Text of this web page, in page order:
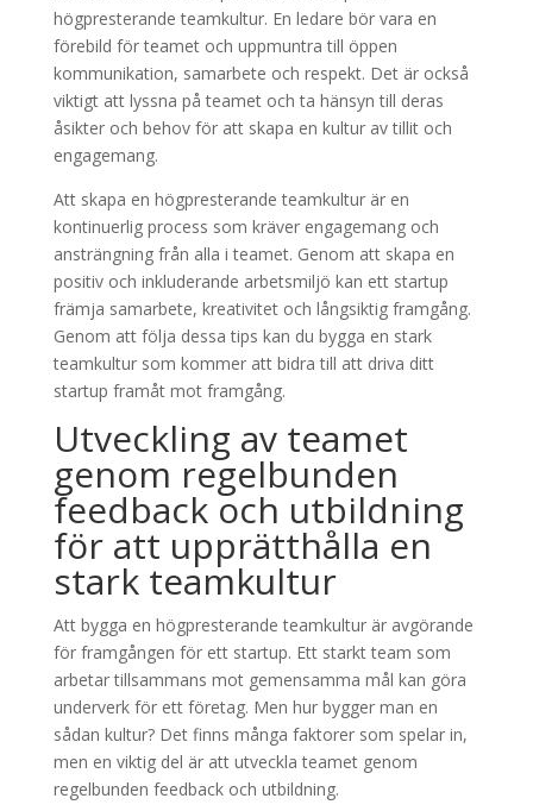
högpresterande teamkultur. En ledare bör vara en
förebild för teamet och uppmuntra till öppen
kommunikation, samarbete och respekt. Det är också
viktigt att lyssna på teamet och ta hänsyn till deras
åsikter och behov för att skapa en kultur av tillit och
engagemang.
Att skapa en högpresterande teamkultur är en
kontinuerlig process som kräver engagemang och
ansträngning från alla i teamet. Genom att skapa en
positiv och inkluderande arbetsmiljö kan ett startup
främja samarbete, kreativitet och långsiktig framgång.
Genom att följa dessa tips kan du bygga en stark
teamkultur som kommer att bidra till att driva ditt
startup framåt mot framgång.
Utveckling av teamet
genom regelbunden
feedback och utbildning
för att upprätthålla en
stark teamkultur
Att bygga en högpresterande teamkultur är avgörande
för framgången för ett startup. Ett starkt team som
arbetar tillsammans mot gemensamma mål kan göra
underverk för ett företag. Men hur bygger man en
sådan kultur? Det finns många faktorer som spelar in,
men en viktig del är att utveckla teamet genom
regelbunden feedback och utbildning.